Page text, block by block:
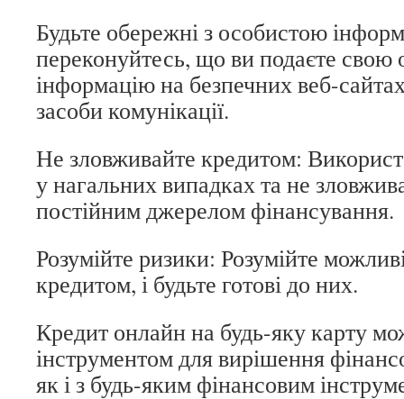
Будьте обережні з особистою
переконуйтесь, що ви подаєте свою
інформацію на безпечних веб-
засоби комунікації.
Не зловживайте кредитом:
у нагальних випадках та не
постійним джерелом фінансування.
Розумійте ризики: Розумійте
кредитом, і будьте готові до них.
Кредит онлайн на будь-яку карту
інструментом для вирішення
як і з будь-яким фінансовим